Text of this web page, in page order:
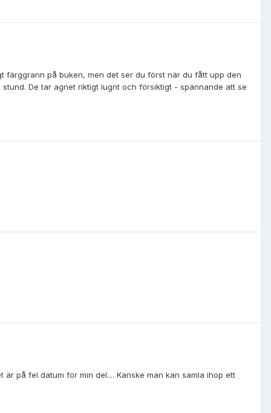
färggrann på buken, men det ser du först när du fått upp den
De tar agnet riktigt lugnt och försiktigt - spännande att se
på fel datum för min del.... Kanske man kan samla ihop ett